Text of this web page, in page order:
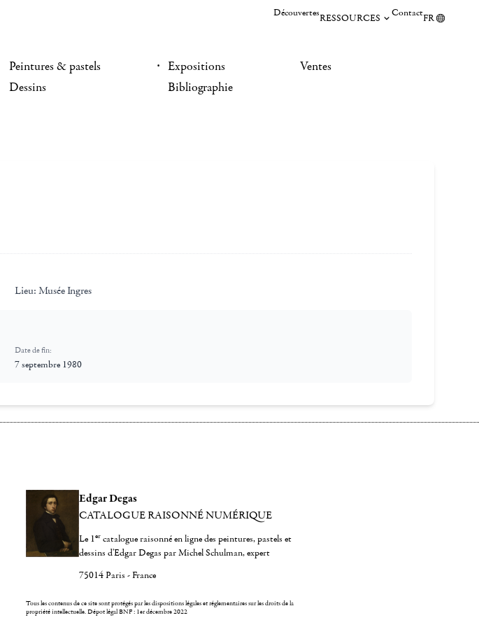
DécouvertesRESSOURCES ContactFR
Peintures & pastels
Dessins
Expositions
Bibliographie
Ventes
Lieu: Musée Ingres
Date de fin:
7 septembre 1980
Edgar Degas
CATALOGUE RAISONNÉ NUMÉRIQUE
Le 1er catalogue raisonné en ligne des peintures, pastels et
dessins d'Edgar Degas par Michel Schulman, expert
75014 Paris - France
Tous les contenus de ce site sont protégés par les dispositions légales et réglementaires sur les droits de la
propriété intellectuelle.Dépot légal BNF : 1er décembre 2022